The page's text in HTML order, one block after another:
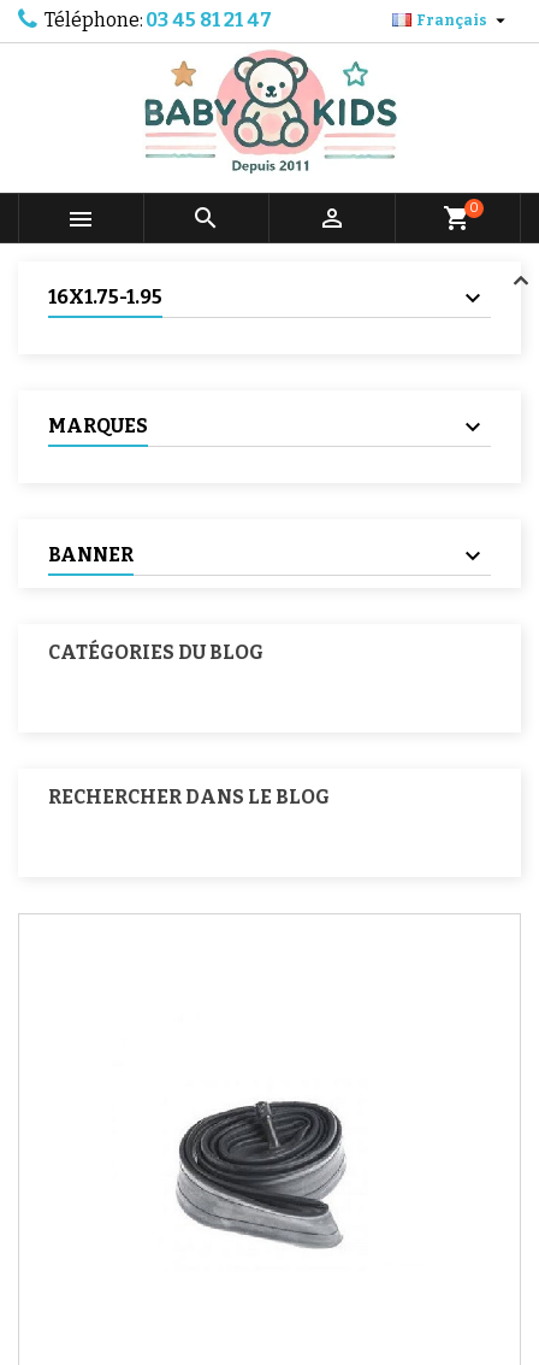
Téléphone: 03 45 81 21 47 Français 
   shopping_cart0
16X1.75-1.95
MARQUES
BANNER
CATÉGORIES DU BLOG
RECHERCHER DANS LE BLOG